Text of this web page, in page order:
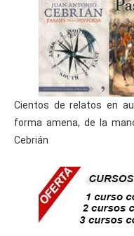
Cientos de relatos en
forma amena, de la
Cebrián